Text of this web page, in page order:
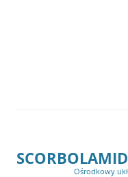
SCORBOLAMID
Ośrodkowy